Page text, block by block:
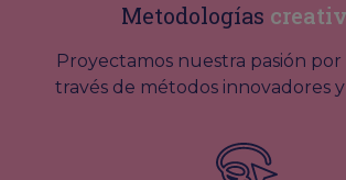
Metodologías
Proyectamos nuestra pasión por
través de métodos innovadores